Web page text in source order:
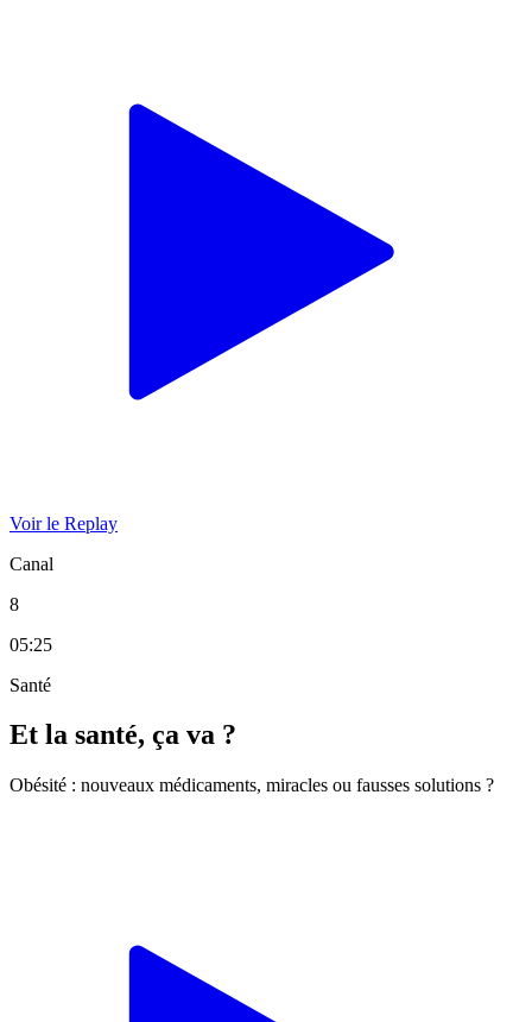
Voir le Replay
Canal
8
05:25
Santé
Et la santé, ça va ?
Obésité : nouveaux médicaments, miracles ou fausses solutions ?